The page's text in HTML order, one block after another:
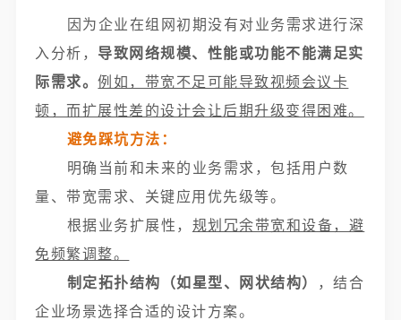
因为企业在组网初期没有对业务需求进行深
入分析， 导致网络规模、性能或功能不能满足实
际需求。例如，带宽不足可能导致视频会议卡
顿，而扩展性差的设计会让后期升级变得困难。
避免踩坑方法：
明确当前和未来的业务需求，包括用户数
量、带宽需求、关键应用优先级等。
根据业务扩展性， 规划冗余带宽和设备，避
免频繁调整。
制定拓扑结构（如星型、网状结构）
，结合
企业场景选择合适的设计方案。